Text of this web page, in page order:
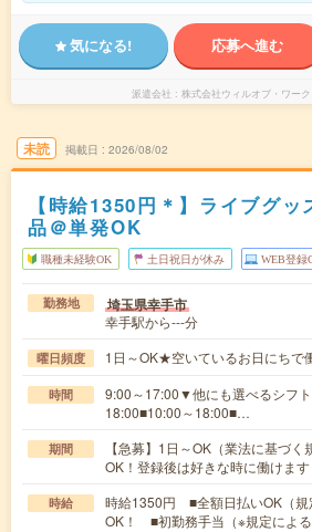
気になる! 応募へ進む
派遣会社 株式会社ウィルオブ・ワー
未読 掲載日 2026/08/02
【時給1350円＊】ライブグ
品＠単発OK
職種未経験OK 土日祝日が休み WEB登録
勤務地 埼玉県幸手市
幸手駅から---分
曜日頻度 1日～OK★空いているお日にちで
時間
9:00～17:00▼他にも選べるシフ
18:00■10:00～18:00■…
期間
【急募】1日～OK（業法に基づ
OK！登録後は好きな時に働けます
時給
時給1350円 ■全額日払いOK（規
OK！ ■初勤務手当（※規定による